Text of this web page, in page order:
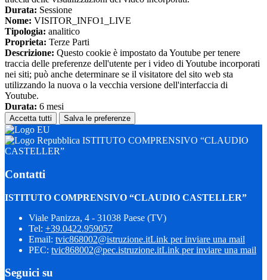
Durata: Sessione
Nome: VISITOR_INFO1_LIVE
Tipologia: analitico
Proprieta: Terze Parti
Descrizione: Questo cookie è impostato da Youtube per tenere
traccia delle preferenze dell'utente per i video di Youtube incorporati
nei siti; può anche determinare se il visitatore del sito web sta
utilizzando la nuova o la vecchia versione dell'interfaccia di
Youtube.
Durata: 6 mesi
Accetta tutti Salva le preferenze
ISTITUTO COMPRENSIVO “CLAUDIO
CASTELLER”
Contatti
ISTITUTO COMPRENSIVO “CLAUDIO CASTELLER”
Viale Panizza, 4 - 31038 Paese (TV)
Tel: +39.0422.959057
Email: tvic868002@istruzione.itLink per inviare una mail
PEC: tvic868002@pec.istruzione.itLink per inviare una mail
Seguici su